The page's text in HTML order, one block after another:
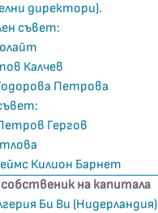
директори).
съвет:
Калчев
Петрова
Гергов
Килион Барнет
на капитала
Би Ви (Нидерландия)